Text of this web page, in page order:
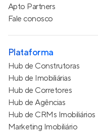
Apto Partners
Fale conosco
Plataforma
Hub de Construtoras
Hub de Imobiliárias
Hub de Corretores
Hub de Agências
Hub de CRMs Imobiliários
Marketing Imobiliário